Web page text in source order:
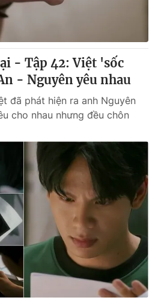
- Tập 42: Việt 'sốc
- Nguyên yêu nhau
đã phát hiện ra anh Nguyên
cho nhau nhưng đều chôn